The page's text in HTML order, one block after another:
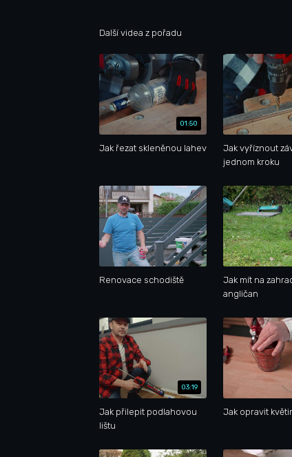
Další videa z pořadu
01:50
Jak řezat skleněnou lahev
Jak vyříznout
jednom kroku
Renovace schodiště
Jak mít na
angličan
03:19
Jak přilepit podlahovou
lištu
Jak opravit